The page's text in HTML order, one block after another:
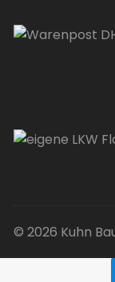
© 2026 Kuhn